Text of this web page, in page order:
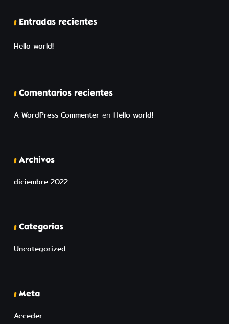
Entradas recientes
Hello world!
Comentarios recientes
A WordPress Commenteren Hello world!
Archivos
diciembre 2022
Categorías
Uncategorized
Meta
Acceder